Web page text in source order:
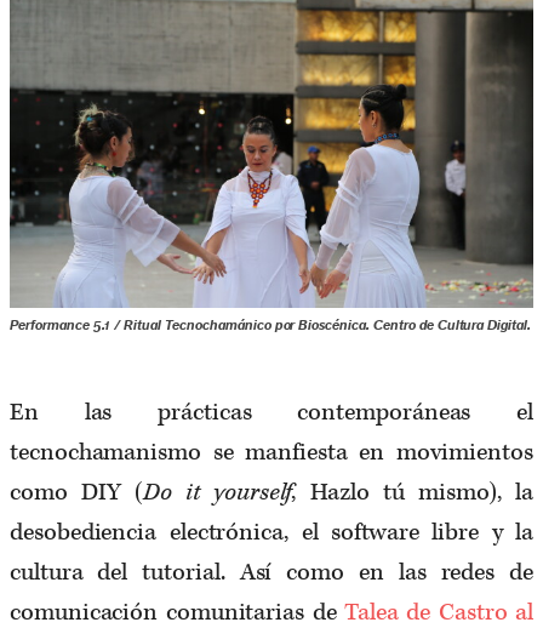
Performance 5.1 / Ritual Tecnochamánico por Bioscénica. Centro de Cultura Digital.
En las prácticas contemporáneas el
tecnochamanismo se manfiesta en movimientos
como DIY (Do it yourself, Hazlo tú mismo), la
desobediencia electrónica, el software libre y la
cultura del tutorial. Así como en las redes de
comunicación comunitarias deTalea de Castro al